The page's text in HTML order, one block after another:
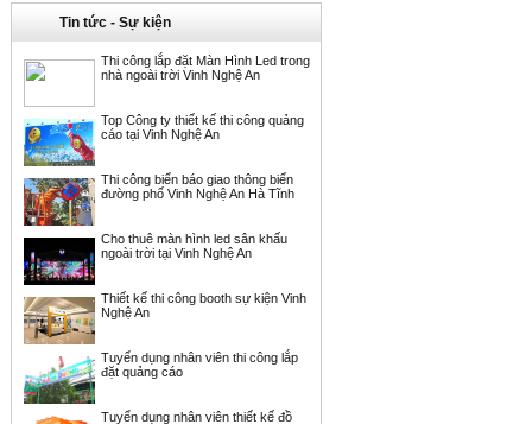
Tin tức - Sự kiện
Thi công lắp đặt Màn Hình Led trong
nhà ngoài trời Vinh Nghệ An
Top Công ty thiết kế thi công quảng
cáo tại Vinh Nghệ An
Thi công biển báo giao thông biển
đường phố Vinh Nghệ An Hà Tĩnh
Cho thuê màn hình led sân khấu
ngoài trời tại Vinh Nghệ An
Thiết kế thi công booth sự kiện Vinh
Nghệ An
Tuyển dụng nhân viên thi công lắp
đặt quảng cáo
Tuyển dụng nhân viên thiết kế đồ